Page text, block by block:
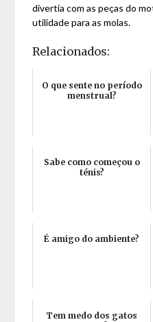
divertia com as peças do
utilidade para as molas.
Relacionados:
O que sente no período
menstrual?
Sabe como começou o
ténis?
É amigo do ambiente?
Tem medo dos gatos